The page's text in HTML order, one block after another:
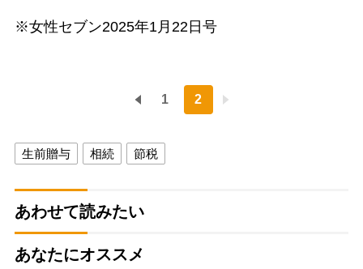
※女性セブン2025年1月22日号
1 2
生前贈与 相続 節税
あわせて読みたい
あなたにオススメ